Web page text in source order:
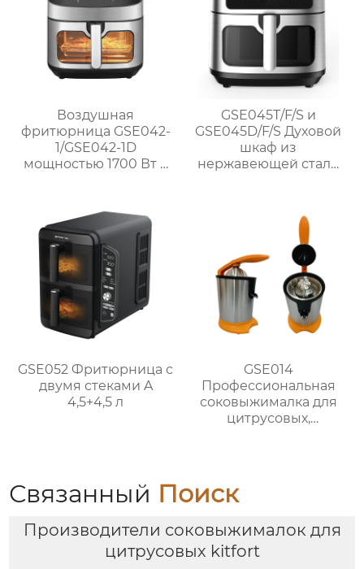
Воздушная
фритюрница GSE042-
1/GSE042-1D
мощностью 1700 Вт с
из нержавеющей
стали для домашнего
использования
GSE045T/F/S и
GSE045D/F/S Духовой
шкаф из
нержавеющей стали
GSE052 Фритюрница с
двумя стеками A
4,5+4,5 л
GSE014
Профессиональная
соковыжималка для
цитрусовых,
Связанный Поиск
Производители соковыжималок для
цитрусовых kitfort